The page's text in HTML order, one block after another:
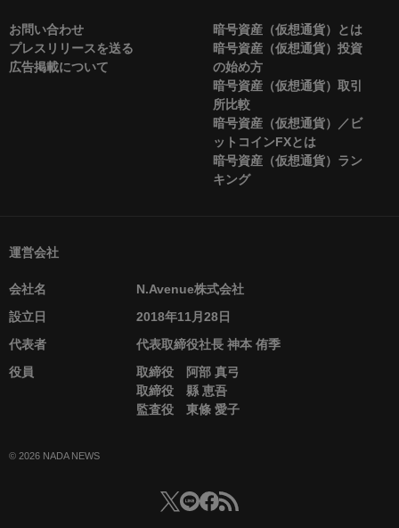
お問い合わせ
プレスリリースを送る
広告掲載について
暗号資産（仮想通貨）とは
暗号資産（仮想通貨）投資
の始め方
暗号資産（仮想通貨）取引
所比較
暗号資産（仮想通貨）／ビ
ットコインFXとは
暗号資産（仮想通貨）ラン
キング
運営会社
会社名
N.Avenue株式会社
設立日
2018年11月28日
代表者
代表取締役社長 神本 侑季
役員
取締役 阿部 真弓
取締役 縣 恵吾
監査役 東條 愛子
© 2026 NADA NEWS